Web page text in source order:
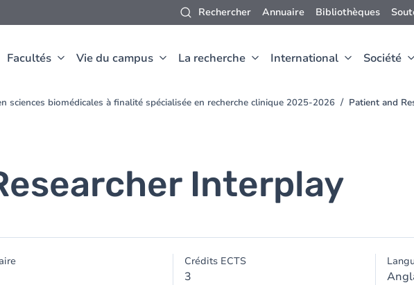
Rechercher Annuaire Bibliothèques
Facultés Vie du campus La recherche International Société
sciences biomédicales à finalité spécialisée en recherche clinique 2025-2026 Patient and
Interplay
Crédits ECTS
3